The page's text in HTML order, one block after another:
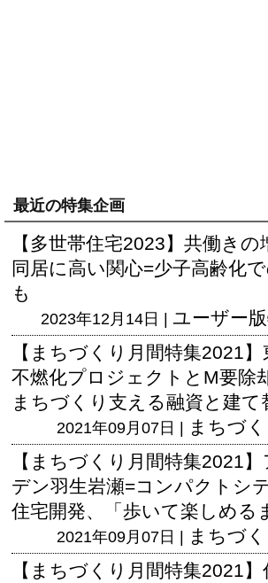
最近の特集企画
【多世帯住宅2023】共働き
同居に高い関心=少子高齢化
も
2023年12月14日 | ユーザー版
【まちづくり月間特集2021
不燃化プロジェクトとM要除
まちづくり支える融資と建て
2021年09月07日 | まちづ
【まちづくり月間特集2021
デン羽生岩瀬=コンパクトシ
住宅開発、「歩いて楽しめる
2021年09月07日 | まちづ
【まちづくり月間特集2021